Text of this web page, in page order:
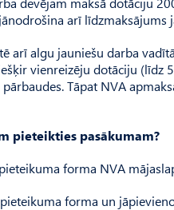
arī
arī algu jauniešu darba
vienreizēju dotāciju (līdz
Tāpat NVA
pieteikties pasākumam?
forma NVA
forma un